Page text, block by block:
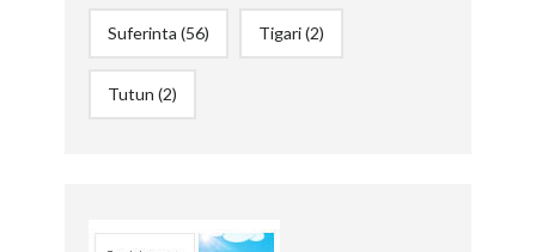
Suferinta (56) Tigari(2)
Tutun (2)